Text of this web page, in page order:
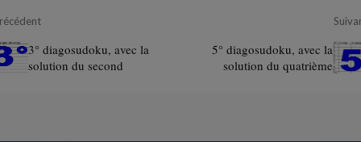
3° diagosudoku, avec la
solution du second
5° diagosudoku, avec la
solution du quatrième